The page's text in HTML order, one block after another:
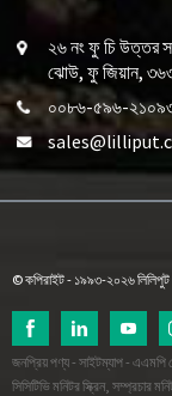
২৬ নং ফু চি উত্তর
ঝোউ, ফু জিয়ান,
০০৮৬-৫৯৬-
© কপিরাইট - ১৯৯৩-২০২৬ লিলিপুট
জনপ্রিয় পণ্য- সাইটম্যাপ- এএমপি
সিসিটিভি মনিটর স্ক্রিন, সম্প্রচার